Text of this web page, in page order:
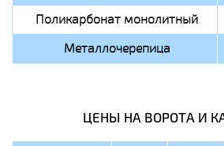
Поликарбонат монолитный
Металлочерепица
ЦЕНЫ НА ВОРОТА И